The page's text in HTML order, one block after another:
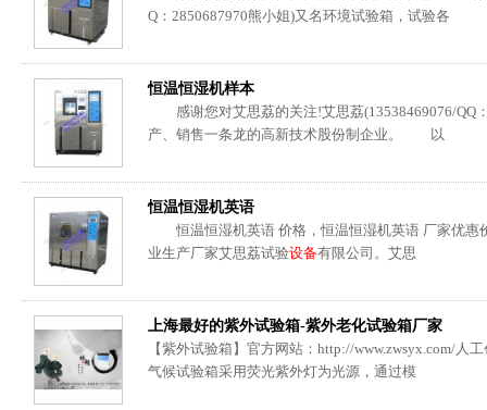
Q：2850687970熊小姐)又名环境试验箱，试验各
恒温恒湿机样本
感谢您对艾思荔的关注!艾思荔(13538469076/QQ
产、销售一条龙的高新技术股份制企业。 以
恒温恒湿机英语
恒温恒湿机英语 价格，恒温恒湿机英语 厂家优惠
业生产厂家艾思荔试验设备有限公司。艾思
上海最好的紫外试验箱-紫外老化试验箱厂家
【紫外试验箱】官方网站：http://www.zwsyx.com/人
气候试验箱采用荧光紫外灯为光源，通过模